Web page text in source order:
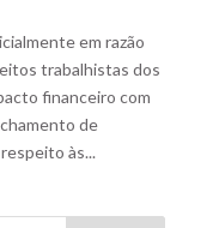
em razão
trabalhistas dos
financeiro com
de
às...